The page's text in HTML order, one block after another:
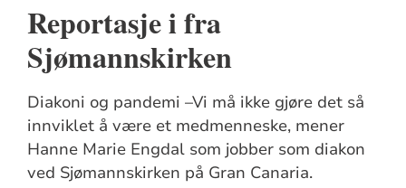
Reportasje i fra
Sjømannskirken
Diakoni og pandemi –Vi må ikke gjøre det så
innviklet å være et medmenneske, mener
Hanne Marie Engdal som jobber som diakon
ved Sjømannskirken på Gran Canaria.